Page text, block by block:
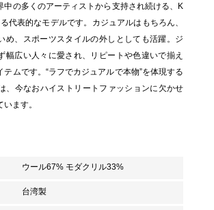
中の多くのアーティストから支持され続ける、K
代表的なモデルです。カジュアルはもちろん、
め、スポーツスタイルの外しとしても活躍。ジ
幅広い人々に愛され、リピートや色違いで揃え
テムです。“ラフでカジュアルで本物”を体現する
、今なおハイストリートファッションに欠かせ
ます。
ウール67% モダクリル33%
台湾製